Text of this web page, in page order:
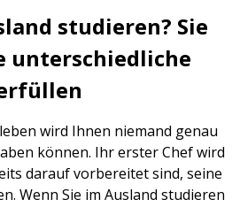
studieren? Sie
unterschiedliche
wird Ihnen niemand genau
können. Ihr erster Chef wird
darauf vorbereitet sind, seine
Wenn Sie im Ausland studieren